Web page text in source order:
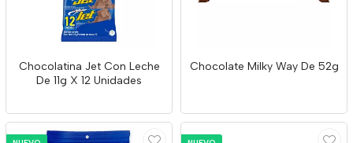
Chocolatina Jet Con Leche
De 11g X 12 Unidades
Chocolate Milky Way De 52g